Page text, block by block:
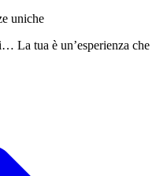
uniche
La tua è un’esperienza che